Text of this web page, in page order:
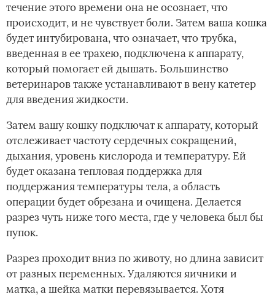
течение этого времени она не осознает, что
происходит, и не чувствует боли. Затем ваша кошка
будет интубирована, что означает, что трубка,
введенная в ее трахею, подключена к аппарату,
который помогает ей дышать. Большинство
ветеринаров также устанавливают в вену катетер
для введения жидкости.
Затем вашу кошку подключат к аппарату, который
отслеживает частоту сердечных сокращений,
дыхания, уровень кислорода и температуру. Ей
будет оказана тепловая поддержка для
поддержания температуры тела, а область
операции будет обрезана и очищена. Делается
разрез чуть ниже того места, где у человека был бы
пупок.
Разрез проходит вниз по животу, но длина зависит
от разных переменных. Удаляются яичники и
матка, а шейка матки перевязывается. Хотя